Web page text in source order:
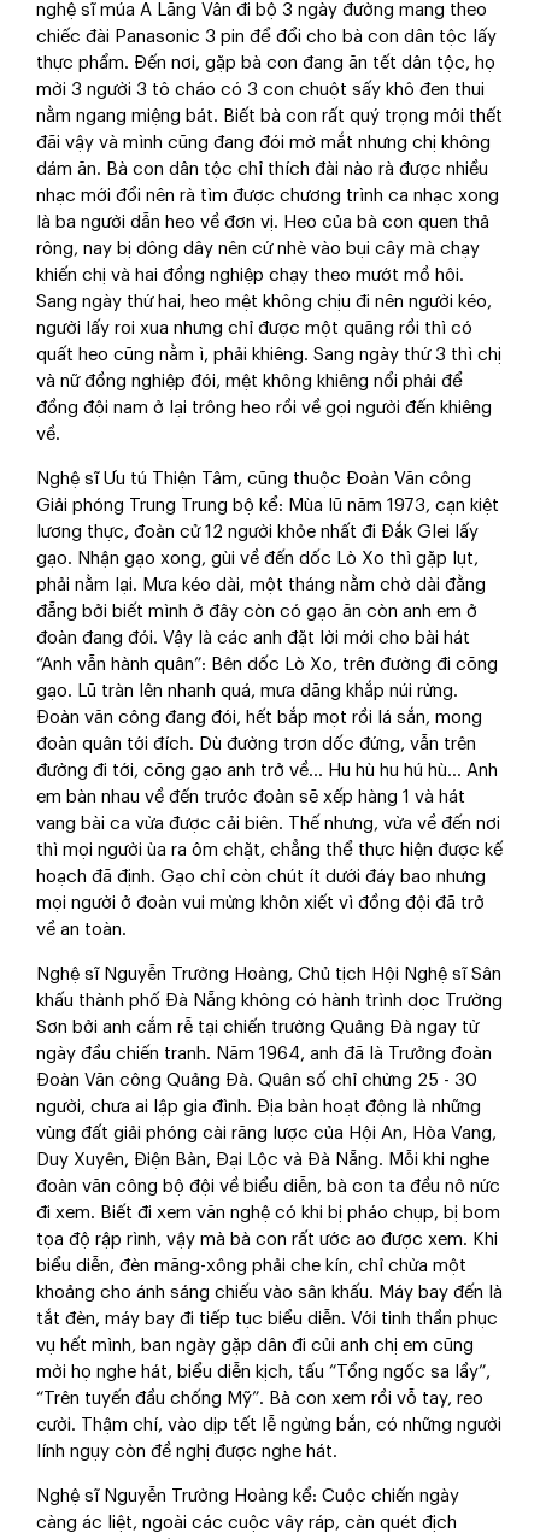
nghệ sĩ múa A Lăng Vân đi bộ 3 ngày đường mang theo
chiếc đài Panasonic 3 pin để đổi cho bà con dân tộc lấy
thực phẩm. Đến nơi, gặp bà con đang ăn tết dân tộc, họ
mời 3 người 3 tô cháo có 3 con chuột sấy khô đen thui
nằm ngang miệng bát. Biết bà con rất quý trọng mới thết
đãi vậy và mình cũng đang đói mờ mắt nhưng chị không
dám ăn. Bà con dân tộc chỉ thích đài nào rà được nhiều
nhạc mới đổi nên rà tìm được chương trình ca nhạc xong
là ba người dẫn heo về đơn vị. Heo của bà con quen thả
rông, nay bị dông dây nên cứ nhè vào bụi cây mà chạy
khiến chị và hai đồng nghiệp chạy theo mướt mồ hôi.
Sang ngày thứ hai, heo mệt không chịu đi nên người kéo,
người lấy roi xua nhưng chỉ được một quãng rồi thì có
quất heo cũng nằm ì, phải khiêng. Sang ngày thứ 3 thì chị
và nữ đồng nghiệp đói, mệt không khiêng nổi phải để
đồng đội nam ở lại trông heo rồi về gọi người đến khiêng
về.
Nghệ sĩ Ưu tú Thiện Tâm, cũng thuộc Đoàn Văn công
Giải phóng Trung Trung bộ kể: Mùa lũ năm 1973, cạn kiệt
lương thực, đoàn cử 12 người khỏe nhất đi Đắk Glei lấy
gạo. Nhận gạo xong, gùi về đến dốc Lò Xo thì gặp lụt,
phải nằm lại. Mưa kéo dài, một tháng nằm chờ dài đằng
đẵng bởi biết mình ở đây còn có gạo ăn còn anh em ở
đoàn đang đói. Vậy là các anh đặt lời mới cho bài hát
“Anh vẫn hành quân”: Bên dốc Lò Xo, trên đường đi cõng
gạo. Lũ tràn lên nhanh quá, mưa dăng khắp núi rừng.
Đoàn văn công đang đói, hết bắp mọt rồi lá sắn, mong
đoàn quân tới đích. Dù đường trơn dốc đứng, vẫn trên
đường đi tới, cõng gạo anh trở về... Hu hù hu hú hù... Anh
em bàn nhau về đến trước đoàn sẽ xếp hàng 1 và hát
vang bài ca vừa được cải biên. Thế nhưng, vừa về đến nơi
thì mọi người ùa ra ôm chặt, chẳng thể thực hiện được kế
hoạch đã định. Gạo chỉ còn chút ít dưới đáy bao nhưng
mọi người ở đoàn vui mừng khôn xiết vì đồng đội đã trở
về an toàn.
Nghệ sĩ Nguyễn Trường Hoàng, Chủ tịch Hội Nghệ sĩ Sân
khấu thành phố Đà Nẵng không có hành trình dọc Trường
Sơn bởi anh cắm rễ tại chiến trường Quảng Đà ngay từ
ngày đầu chiến tranh. Năm 1964, anh đã là Trưởng đoàn
Đoàn Văn công Quảng Đà. Quân số chỉ chừng 25 - 30
người, chưa ai lập gia đình. Địa bàn hoạt động là những
vùng đất giải phóng cài răng lược của Hội An, Hòa Vang,
Duy Xuyên, Điện Bàn, Đại Lộc và Đà Nẵng. Mỗi khi nghe
đoàn văn công bộ đội về biểu diễn, bà con ta đều nô nức
đi xem. Biết đi xem văn nghệ có khi bị pháo chụp, bị bom
tọa độ rập rình, vậy mà bà con rất ước ao được xem. Khi
biểu diễn, đèn măng-xông phải che kín, chỉ chừa một
khoảng cho ánh sáng chiếu vào sân khấu. Máy bay đến là
tắt đèn, máy bay đi tiếp tục biểu diễn. Với tinh thần phục
vụ hết mình, ban ngày gặp dân đi củi anh chị em cũng
mời họ nghe hát, biểu diễn kịch, tấu “Tổng ngốc sa lầy”,
“Trên tuyến đầu chống Mỹ”. Bà con xem rồi vỗ tay, reo
cười. Thậm chí, vào dịp tết lễ ngừng bắn, có những người
lính ngụy còn đề nghị được nghe hát.
Nghệ sĩ Nguyễn Trường Hoàng kể: Cuộc chiến ngày
càng ác liệt, ngoài các cuộc vây ráp, càn quét địch